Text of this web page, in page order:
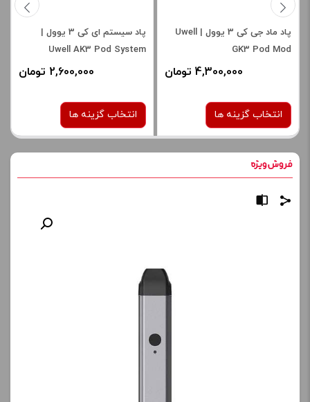
پاد ماد جی کی 3 یوول | Uwell
GK3 Pod Mod
4,300,000 تومان
انتخاب گزینه ها
پاد سیستم ای کی 3 یوول |
Uwell AK3 Pod System
2,600,000 تومان
انتخاب گزینه ها
محصول را از کادر بالا انتخاب